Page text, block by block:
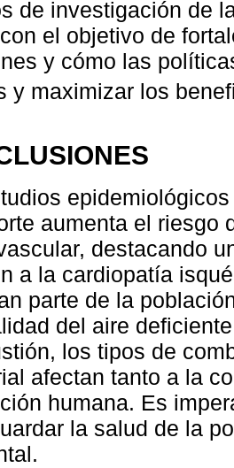
de investigación de
el objetivo de
y cómo las
y maximizar los
aumenta el riesgo
destacando
a la cardiopatía
parte de la
del aire
los tipos de
afectan tanto a la
humana. Es
la salud de la